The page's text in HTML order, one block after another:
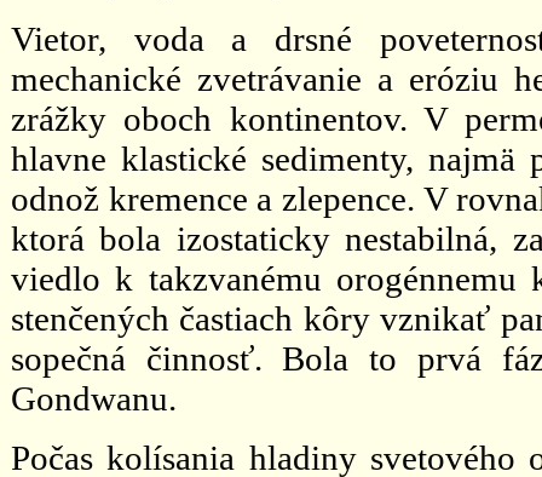
Vietor, voda a drsné
mechanické zvetrávanie a eróziu
zrážky oboch kontinentov. V
hlavne klastické sedimenty, najmä
odnož kremence a zlepence. V
ktorá bola izostaticky nestabilná,
viedlo k takzvanému
stenčených častiach kôry vznikať
sopečná činnosť. Bola to prvá
Gondwanu.
Počas kolísania hladiny